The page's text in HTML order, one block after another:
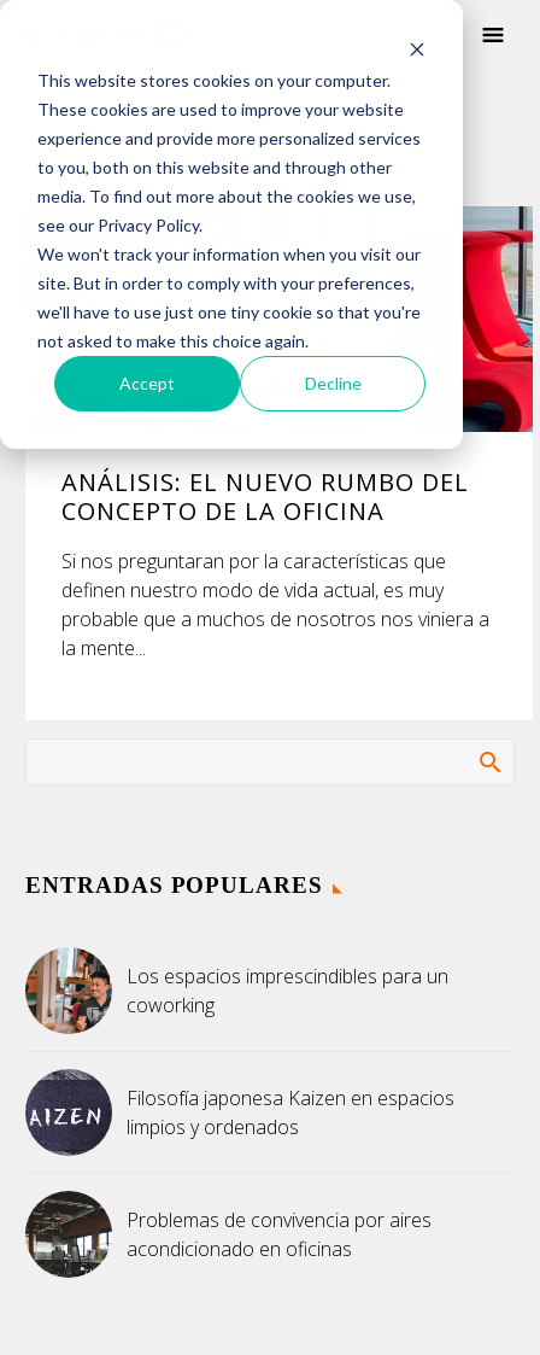
This website stores cookies on your computer.
These cookies are used to improve your website
experience and provide more personalized services
to you, both on this website and through other
media. To find out more about the cookies we use,
see our Privacy Policy.
We won't track your information when you visit our
site. But in order to comply with your preferences,
we'll have to use just one tiny cookie so that you're
not asked to make this choice again.
Accept Decline
BLOG
Posts about
modelo de oficina
ANÁLISIS: EL NUEVO RUMBO DEL
CONCEPTO DE LA OFICINA
Si nos preguntaran por la características que
definen nuestro modo de vida actual, es muy
probable que a muchos de nosotros nos viniera a
la mente...
ENTRADAS POPULARES
Los espacios imprescindibles para un
coworking
Filosofía japonesa Kaizen en espacios
limpios y ordenados
Problemas de convivencia por aires
acondicionado en oficinas